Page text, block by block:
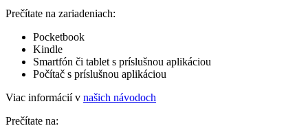
Prečítate na zariadeniach:
Pocketbook
Kindle
Smartfón či tablet s príslušnou aplikáciou
Počítač s príslušnou aplikáciou
Viac informácií v našich návodoch
Prečítate na: